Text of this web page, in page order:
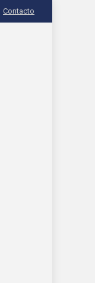
Contacto